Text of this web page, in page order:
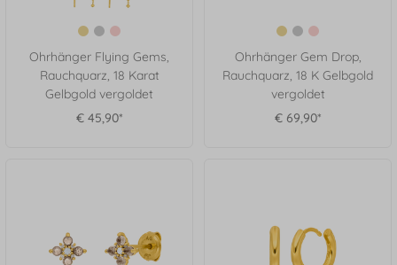
Ohrhänger Flying Gems,
Rauchquarz, 18 Karat
Gelbgold vergoldet
€ 45,90*
Ohrhänger Gem Drop,
Rauchquarz, 18 K Gelbgold
vergoldet
€ 69,90*